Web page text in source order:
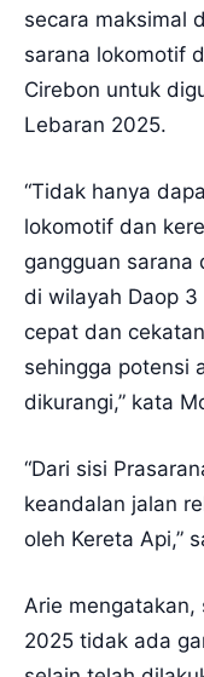
secara maksimal
sarana lokomotif
Cirebon untuk
Lebaran 2025.
“Tidak hanya
lokomotif dan
gangguan sarana
di wilayah Daop
cepat dan
sehingga potensi
dikurangi,” kata
“Dari sisi
keandalan jalan
oleh Kereta Api,”
Arie mengatakan,
2025 tidak ada